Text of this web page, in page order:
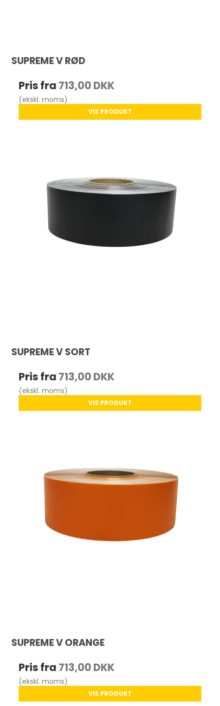
SUPREME V RØD
Pris fra 713,00 DKK
(ekskl. moms)
VIS PRODUKT
SUPREME V SORT
Pris fra 713,00 DKK
(ekskl. moms)
VIS PRODUKT
SUPREME V ORANGE
Pris fra 713,00 DKK
(ekskl. moms)
VIS PRODUKT